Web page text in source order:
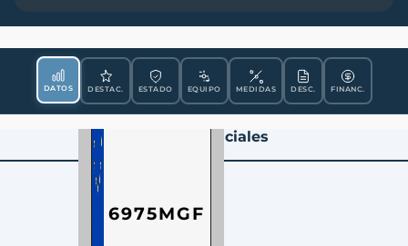
DATOS DESTAC. ESTADO EQUIPO MEDIDAS DESC. FINANC.
Datos Esenciales
6975MGF